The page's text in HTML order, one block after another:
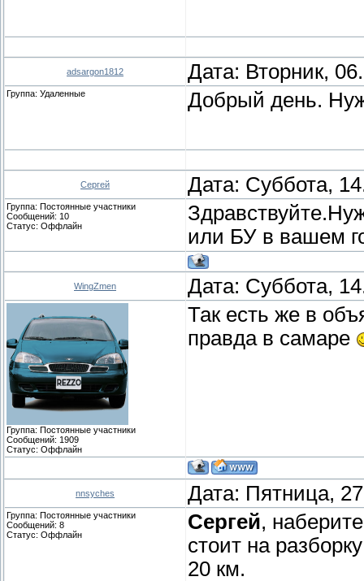
adsargon1812 Дата: Вторник,
Группа: Удаленные Добрый день.
Сергей Дата: Суббота,
Группа: Постоянные участники
Сообщений: 10
Статус: Оффлайн
или БУ в вашем
WingZmen Дата: Суббота,
Группа: Постоянные участники
Сообщений: 1909
Статус: Оффлайн
Так есть же в
правда в самаре
nnsyches Дата: Пятница,
Группа: Постоянные участники
Сообщений: 8
Статус: Оффлайн
Сергей,
стоит на
20 км.